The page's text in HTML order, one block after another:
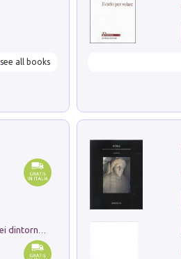
see all books